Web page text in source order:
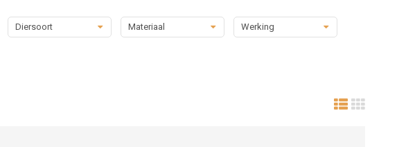
Diersoort Materiaal Werking